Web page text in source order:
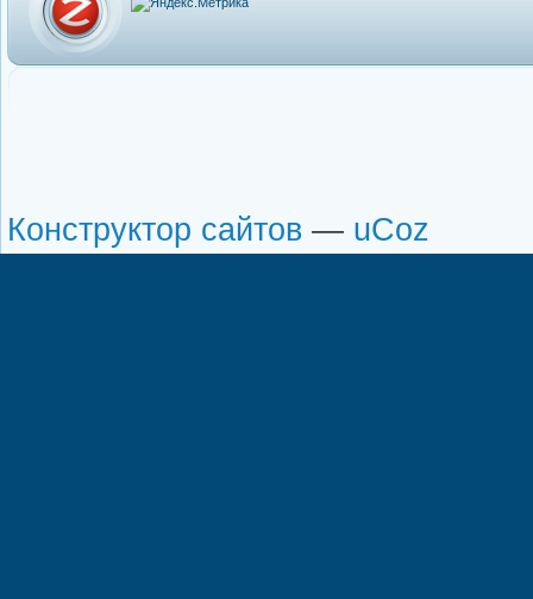
Конструктор сайтов — uCoz